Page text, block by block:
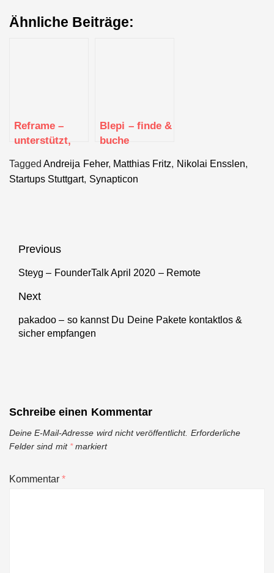
Ähnliche Beiträge:
Reframe –
unterstützt,
Geschäftsmodelle
auszuarbeiten
Blepi – finde &
buche
Haustier
nebenan
TaggedAndreija Feher, Matthias Fritz, Nikolai Ensslen,
Startups Stuttgart, Synapticon
Beitragsnavigation
Previous
Previous
Steyg – FounderTalk April 2020 – Remote
Next
Next
post:
pakadoo – so kannst Du Deine Pakete kontaktlos &
sicher empfangen
Schreibe einen Kommentar
Deine E-Mail-Adresse wird nicht veröffentlicht. Erforderliche
Felder sind mit *markiert
Kommentar*